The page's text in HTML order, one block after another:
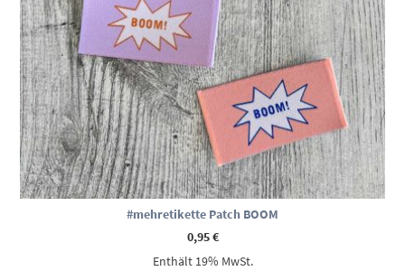
#mehretikette Patch BOOM
0,95€
Enthält 19% MwSt.